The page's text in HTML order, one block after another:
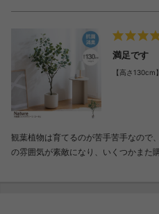
満足です
【高さ
観葉植物は育てるのが苦手苦手なので
の雰囲気が素敵になり、いくつかまた